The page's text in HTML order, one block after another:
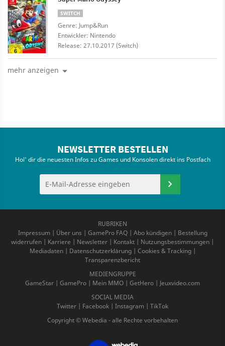
SWITCH
Genre: Jump&Run
Entwickler: Nintendo
Release: 27.10.2017 (Switch)
mehr anzeigen
NEWSLETTER BESTELLEN
Hol' dir die neuesten Infos zu Games und Konsolen direkt ins Postfach
RUBRIKEN
Impressum| Über uns | GamePro FAQ| Abo kündigen| Bestellung
widerrufen | Karriere | Newsletter | Kontakt | Nutzungsbestimmungen |
Mediadaten| Datenschutzerklärung| Cookies & Tracking|
Transparenzbericht
MEDIENGRUPPE
GameStar | GamePro | Mein MMO | GetHero | Jeuxvideo.com
SOCIAL MEDIA
Twitter | Facebook | Instagram | TikTok
Copyright © Webedia - alle Rechte vorbehalten